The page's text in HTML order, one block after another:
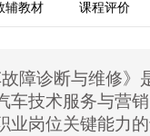
辅教材 课程评价
故障诊断与维修
车技术服务与营销
业岗位关键能力